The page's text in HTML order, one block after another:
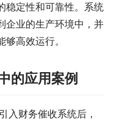
稳定性和可靠性。系统
企业的生产环境中，并
高效运行。
的应用案例
入财务催收系统后，